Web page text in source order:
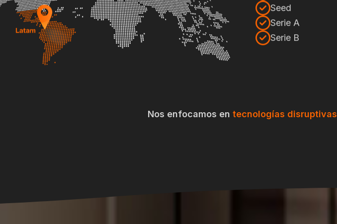
Seed
Serie A
Serie B
Nos enfocamos en tecnologías disruptivas